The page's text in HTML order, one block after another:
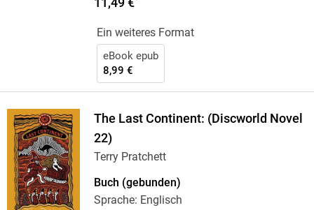
Ein weiteres Format
eBook epub
8,99 €
The Last Continent: (Discworld Novel
22)
Terry Pratchett
Buch (gebunden)
Sprache: Englisch